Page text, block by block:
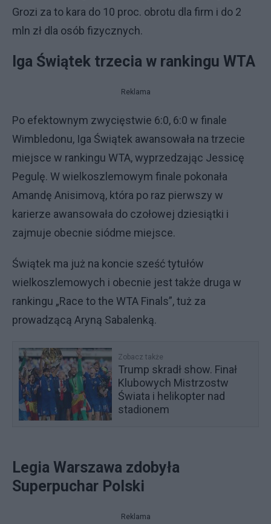
Grozi za to kara do 10 proc. obrotu dla firm i do 2
mln zł dla osób fizycznych.
Iga Świątek trzecia w rankingu WTA
Reklama
Po efektownym zwycięstwie 6:0, 6:0 w finale
Wimbledonu, Iga Świątek awansowała na trzecie
miejsce w rankingu WTA, wyprzedzając Jessicę
Pegulę. W wielkoszlemowym finale pokonała
Amandę Anisimovą, która po raz pierwszy w
karierze awansowała do czołowej dziesiątki i
zajmuje obecnie siódme miejsce.
Świątek ma już na koncie sześć tytułów
wielkoszlemowych i obecnie jest także druga w
rankingu „Race to the WTA Finals”, tuż za
prowadzącą Aryną Sabalenką.
Zobacz także
Trump skradł show. Finał
Klubowych Mistrzostw
Świata i helikopter nad
stadionem
Legia Warszawa zdobyła
Superpuchar Polski
Reklama